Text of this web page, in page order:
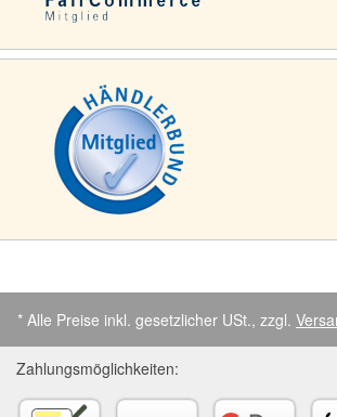
* Alle Preise inkl. gesetzlicher USt., zzgl.
Zahlungsmöglichkeiten: